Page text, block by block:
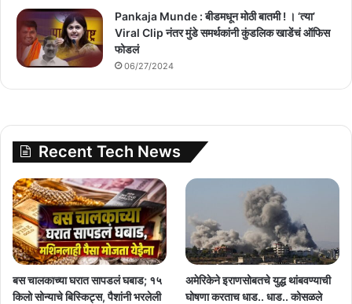
Pankaja Munde : बीडमधून मोठी बातमी ! । ‘त्या’
Viral Clip नंतर मुंडे समर्थकांनी कुंडलिक खाडेंचं ऑफिस
फोडलं
06/27/2024
Recent Tech News
बस चालकाच्या घरात सापडलं घबाड; १५
किलो सोन्याचे बिस्किट्स, पैशांनी भरलेली
अमेरिकेने इराणसोबतचे युद्ध थांबवण्याची
घोषणा करताच धाड.. धाड.. कोसळले